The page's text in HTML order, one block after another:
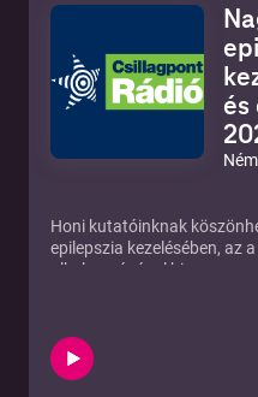
és
Honi kutatóinknak
epilepszia kezelésében, az
alkalmazásával bizonyos
epilepsziával, akik közül
rohammentessé tenni.
vezetője, dr. Dóczi Tamás, a